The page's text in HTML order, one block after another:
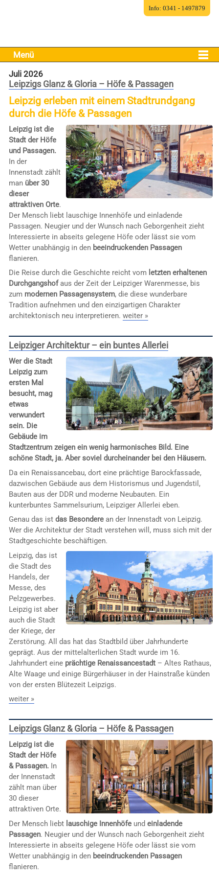
Menü
Juli 2026
Leipzigs Glanz & Gloria – Höfe & Passagen
Leipzig erleben mit einem Stadtrundgang
durch die Höfe & Passagen
Leipzig ist die
Stadt der Höfe
und Passagen.
In der
Innenstadt zählt
man über 30
dieser
attraktiven Orte.
Der Mensch liebt lauschige Innenhöfe und einladende
Passagen. Neugier und der Wunsch nach Geborgenheit zieht
Interessierte in abseits gelegene Höfe oder lässt sie vom
Wetter unabhängig in den beeindruckenden Passagen
flanieren.
Die Reise durch die Geschichte reicht vom letzten erhaltenen
Durchgangshofaus der Zeit der Leipziger Warenmesse, bis
zum modernen Passagensystem, die diese wunderbare
Tradition aufnehmen und den einzigartigen Charakter
architektonisch neu interpretieren. weiter »
Leipziger Architektur – ein buntes Allerlei
Wer die Stadt
Leipzig zum
ersten Mal
besucht, mag
etwas
verwundert
sein. Die
Gebäude im
Stadtzentrum zeigen ein wenig harmonisches Bild. Eine
schöne Stadt, ja. Aber soviel durcheinander bei den Häusern.
Da ein Renaissancebau, dort eine prächtige Barockfassade,
dazwischen Gebäude aus dem Historismus und Jugendstil,
Bauten aus der DDR und moderne Neubauten. Ein
kunterbuntes Sammelsurium, Leipziger Allerlei eben.
Genau das ist das Besonderean der Innenstadt von Leipzig.
Wer die Architektur der Stadt verstehen will, muss sich mit der
Stadtgeschichte beschäftigen.
Leipzig, das ist
die Stadt des
Handels, der
Messe, des
Pelzgewerbes.
Leipzig ist aber
auch die Stadt
der Kriege, der
Zerstörung. All das hat das Stadtbild über Jahrhunderte
geprägt. Aus der mittelalterlichen Stadt wurde im 16.
Jahrhundert eine prächtige Renaissancestadt– Altes Rathaus,
Alte Waage und einige Bürgerhäuser in der Hainstraße künden
von der ersten Blütezeit Leipzigs.
weiter »
Leipzigs Glanz & Gloria – Höfe & Passagen
Leipzig ist die
Stadt der Höfe
& Passagen.In
der Innenstadt
zählt man über
30 dieser
attraktiven Orte.
Der Mensch liebt lauschige Innenhöfeund einladende
Passagen. Neugier und der Wunsch nach Geborgenheit zieht
Interessierte in abseits gelegene Höfe oder lässt sie vom
Wetter unabhängig in den beeindruckenden Passagen
flanieren.
Info: 0341 - 1497879